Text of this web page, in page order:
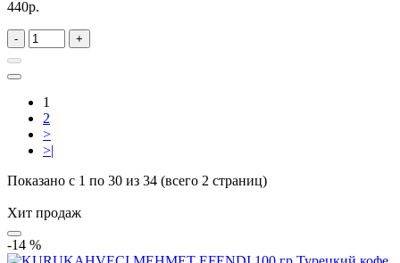
440р.
- +
1
2
>
>|
Показано с 1 по 30 из 34 (всего 2 страниц)
Хит продаж
-14 %